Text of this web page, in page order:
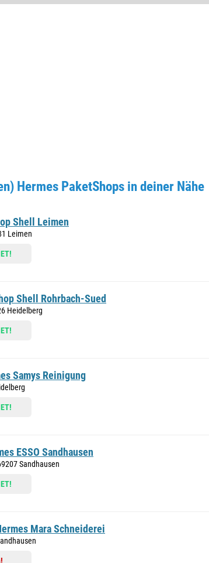
Hermes PaketShops in deiner Nähe
Shell Leimen
Leimen
Shell Rohrbach-Sued
Heidelberg
Samys Reinigung
ESSO Sandhausen
Sandhausen
Mara Schneiderei